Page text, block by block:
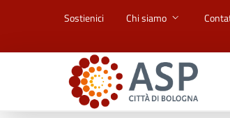
Sostienici Chi siamo